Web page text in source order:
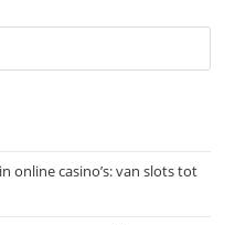
online casino’s: van slots tot